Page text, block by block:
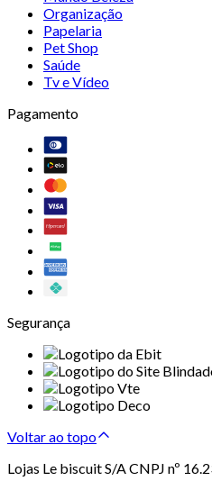
Organização
Papelaria
Pet Shop
Saúde
Tv e Vídeo
Pagamento
Segurança
Voltar ao topo
Lojas Le biscuit S/A CNPJ nº